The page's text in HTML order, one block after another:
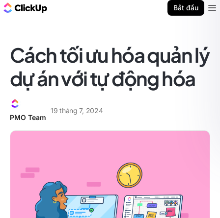
Bắt đầu
Cách tối ưu hóa quản lý
dự án với tự động hóa
PMO Team
19 tháng 7, 2024